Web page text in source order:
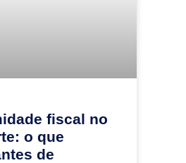
fiscal no
o que
de